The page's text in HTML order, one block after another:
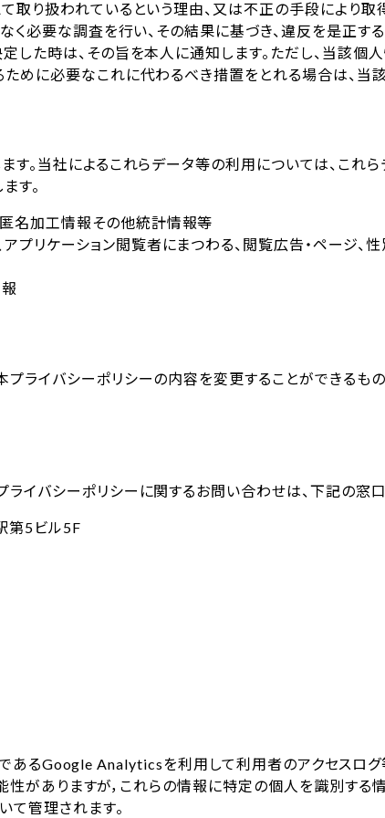
取り扱われているという理由、又は不正の手段により
なく必要な調査を行い、その結果に基づき、違反を是正
した時は、その旨を本人に通知します。ただし、当該
めに必要なこれに代わるべき措置をとれる場合は、当
す。当社によるこれらデータ等の利用については、これ
す。
名加工情報その他統計情報等
リケーション閲覧者にまつわる、閲覧広告・ページ、性
ライバシーポリシーの内容を変更することができるも
イバシーポリシーに関するお問い合わせは、下記の窓口
第5ビル5F
るGoogle Analyticsを利用して利用者のアクセスログ
がありますが，これらの情報に特定の個人を識別する
て管理されます。